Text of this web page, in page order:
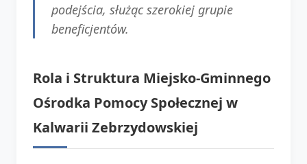
podejścia, służąc szerokiej grupie
beneficjentów.
Rola i Struktura Miejsko-Gminnego
Ośrodka Pomocy Społecznej w
Kalwarii Zebrzydowskiej